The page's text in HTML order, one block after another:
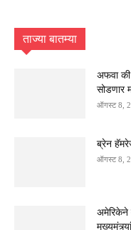
ताज्या बातम्या
अफवा की
सोडणार
ऑगस्ट 8,
ब्रेन
ऑगस्ट 8,
अमेरिकेने